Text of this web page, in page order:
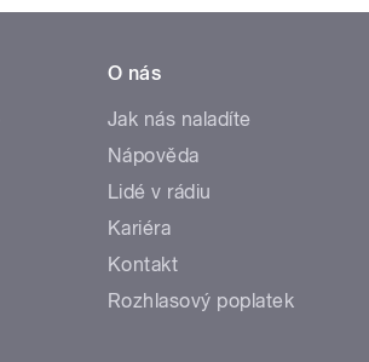
O nás
Jak nás naladíte
Nápověda
Lidé v rádiu
Kariéra
Kontakt
Rozhlasový poplatek